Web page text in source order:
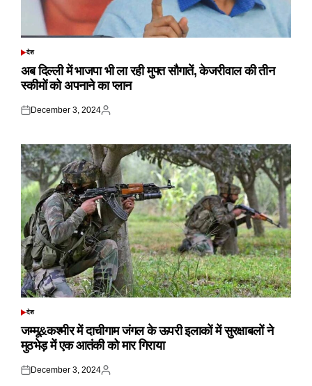
POSTED
देश
अब दिल्ली में भाजपा भी ला रही मुफ्त सौगातें, केजरीवाल की तीन
स्कीमों को अपनाने का प्लान
Posted
December 3, 2024
Posted
POSTED
देश
जम्मू&कश्मीर में दाचीगाम जंगल के ऊपरी इलाकों में सुरक्षाबलों ने
मुठभेड़ में एक आतंकी को मार गिराया
Posted
December 3, 2024
Posted